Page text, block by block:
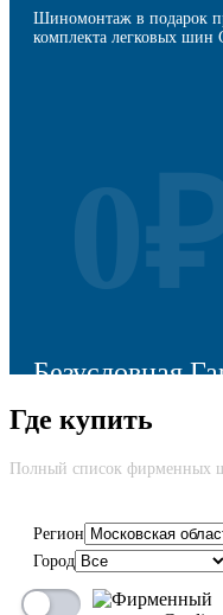
Шиномонтаж в подарок
комплекта легковых шин
Безусловная
Cкидка до 100% на
возврата
Где купить
Полный список фирменных
Регион
Город